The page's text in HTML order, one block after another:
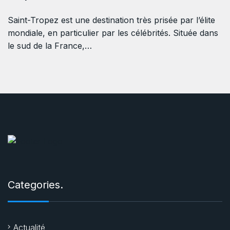
Saint-Tropez est une destination très prisée par l’élite
mondiale, en particulier par les célébrités. Située dans
le sud de la France,…
Categories.
Actualité